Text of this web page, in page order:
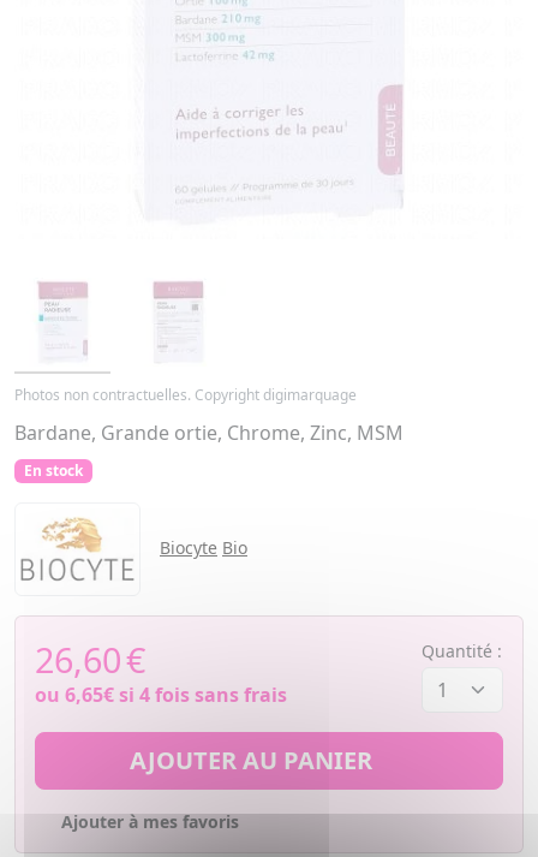
Photos non contractuelles. Copyright digimarquage
Bardane, Grande ortie, Chrome, Zinc, MSM
En stock
Biocyte Bio
26,60€
ou 6,65€si 4 fois sans frais
Quantité :
AJOUTER AU PANIER
Ajouter à mes favoris